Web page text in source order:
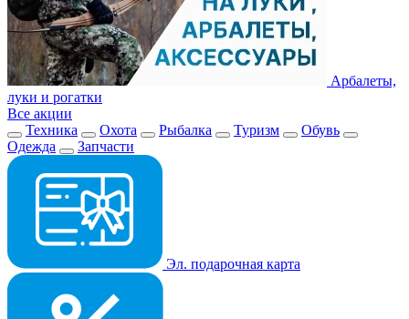
Арбалеты,
луки и рогатки
Все акции
Техника
Охота Рыбалка Туризм
Обувь
Одежда
Запчасти
Эл. подарочная карта